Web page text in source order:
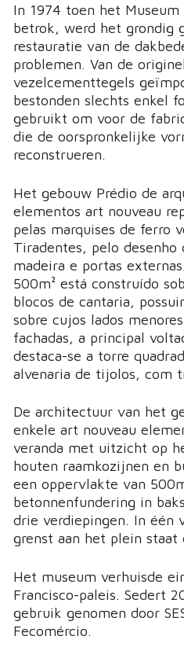
In 1974 toen het
betrok, werd het grondig
restauratie van de
problemen. Van de
vezelcementtegels
bestonden slechts enkel
gebruikt om voor de
die de oorspronkelijke
reconstrueren.
Het gebouw Prédio de
elementos art nouveau
pelas marquises de ferro
Tiradentes, pelo desenho
madeira e portas
500m² está construído
blocos de cantaria,
sobre cujos lados
fachadas, a principal
destaca-se a torre
alvenaria de tijolos, com
De architectuur van het
enkele art nouveau
veranda met uitzicht op
houten raamkozijnen en
een oppervlakte van
betonnenfundering in
drie verdiepingen. In één
grenst aan het plein
Het museum verhuisde
Francisco-paleis. Sedert
gebruik genomen door
Fecomércio.